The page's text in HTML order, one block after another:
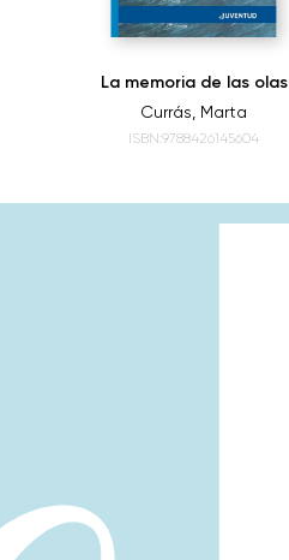
La memoria de las olas
Currás, Marta
ISBN:9788426145604